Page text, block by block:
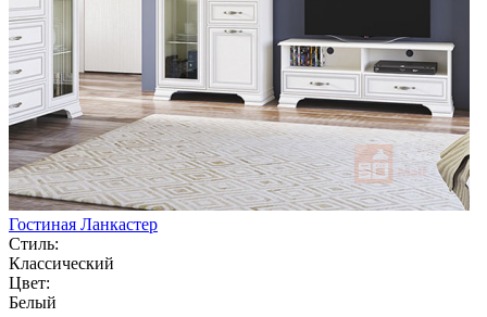
Гостиная Ланкастер
Стиль:
Классический
Цвет:
Белый